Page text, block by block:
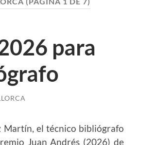
para
Martín, el técnico bibliógrafo
Juan Andrés (2026) de